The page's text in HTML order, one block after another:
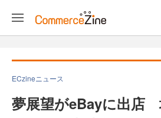
ECzineニュース
夢展望がeBayに出店